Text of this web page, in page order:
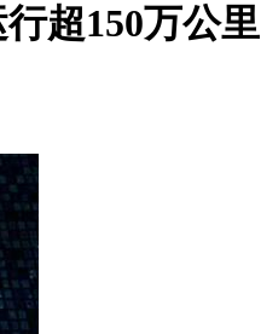
超150万公里